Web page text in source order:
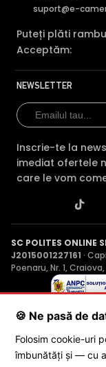
suport@e-
Puteți plăti
Acceptăm:
NEWSLETTER
Inscrie-te la
imediat ofertele
care le vom
SC POLITES ONLINE
J2015001227161 ·
Poenaru, Nr. 1, Craiova,
©
🍪 Ne pasă de
Folosim cookie-uri
îmbunătăți și — cu